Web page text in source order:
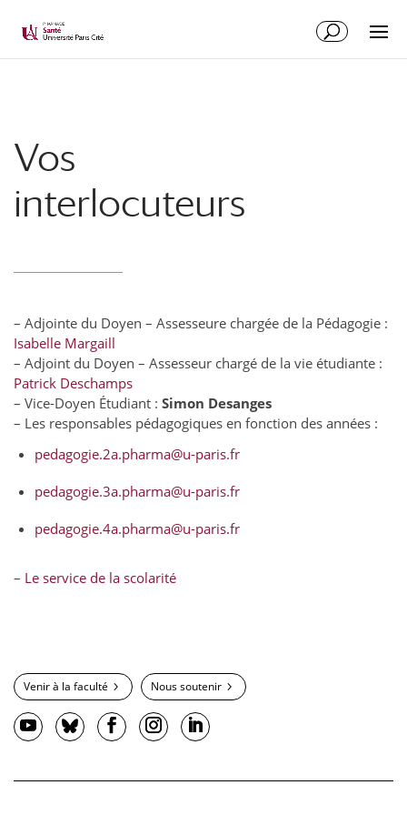
Vos
interlocuteurs
– Adjointe du Doyen – Assesseure chargée de la Pédagogie :
Isabelle Margaill
– Adjoint du Doyen – Assesseur chargé de la vie étudiante :
Patrick Deschamps
– Vice-Doyen Étudiant : Simon Desanges
– Les responsables pédagogiques en fonction des années :
pedagogie.2a.pharma@u-paris.fr
pedagogie.3a.pharma@u-paris.fr
pedagogie.4a.pharma@u-paris.fr
– Le service de la scolarité
Venir à la faculté Nous soutenir